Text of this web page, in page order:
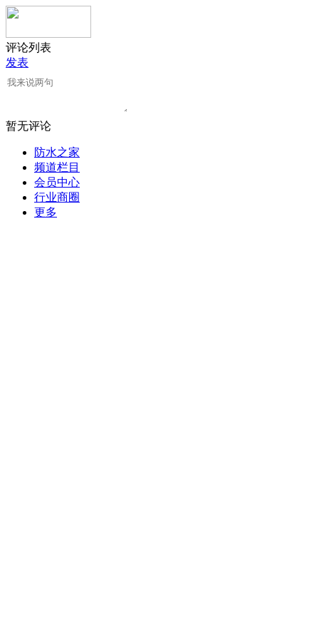
评论列表
发表
暂无评论
防水之家
频道栏目
会员中心
行业商圈
更多